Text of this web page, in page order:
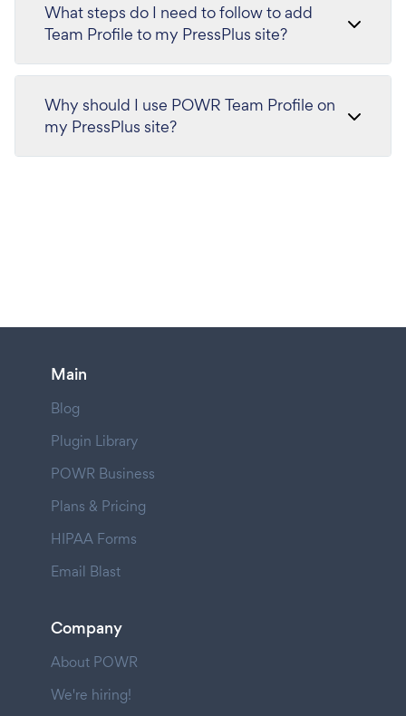
What steps do I need to follow to add
Team Profile to my PressPlus site?
Why should I use POWR Team Profile on
my PressPlus site?
Main
Blog
Plugin Library
POWR Business
Plans & Pricing
HIPAA Forms
Email Blast
Company
About POWR
We're hiring!